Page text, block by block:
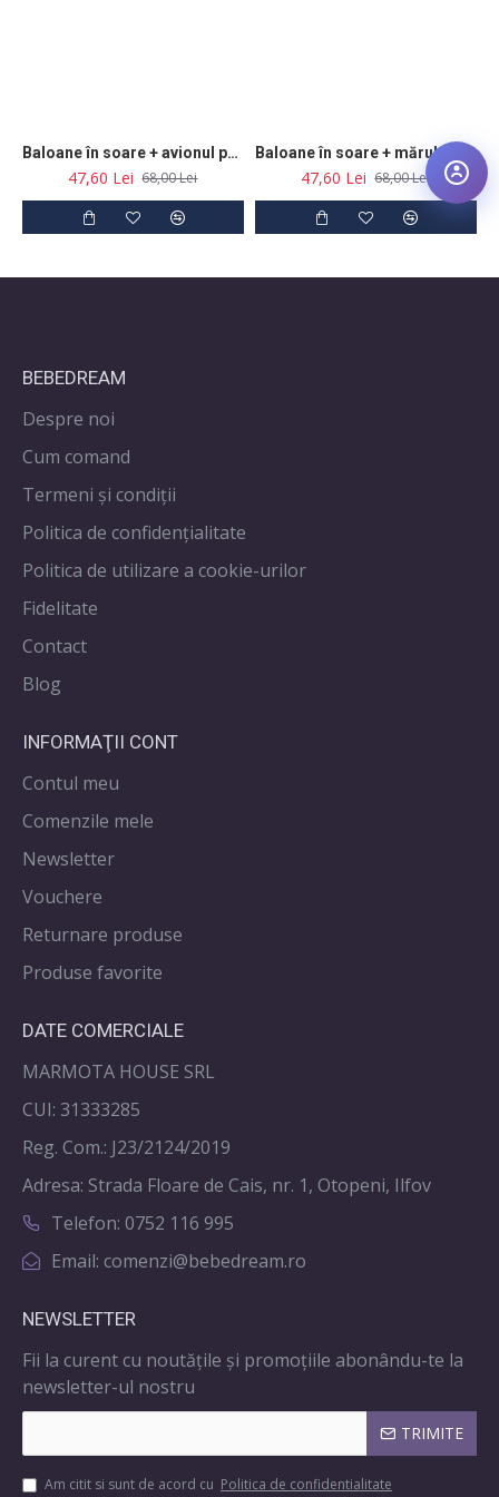
Baloane în soare + avionul pachet
47,60 Lei 68,00 Lei 47,60 Lei 68,00 Lei
BEBEDREAM
Despre noi
Cum comand
Termeni și condiții
Politica de confidenţialitate
Politica de utilizare a cookie-urilor
Fidelitate
Contact
Blog
INFORMAŢII CONT
Contul meu
Comenzile mele
Newsletter
Vouchere
Returnare produse
Produse favorite
DATE COMERCIALE
MARMOTA HOUSE SRL
CUI: 31333285
Reg. Com.: J23/2124/2019
Adresa: Strada Floare de Cais, nr. 1, Otopeni, Ilfov
Telefon: 0752 116 995
Email: comenzi@bebedream.ro
NEWSLETTER
Fii la curent cu noutățile și promoțiile abonându-te la
newsletter-ul nostru
TRIMITE
Am citit si sunt de acord cu Politica de confidentialitate